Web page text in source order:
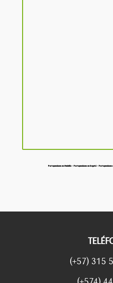
Portapendones en Medellín –Portapendones en Bogotá –Portapendones
(+57) 315
(+574)